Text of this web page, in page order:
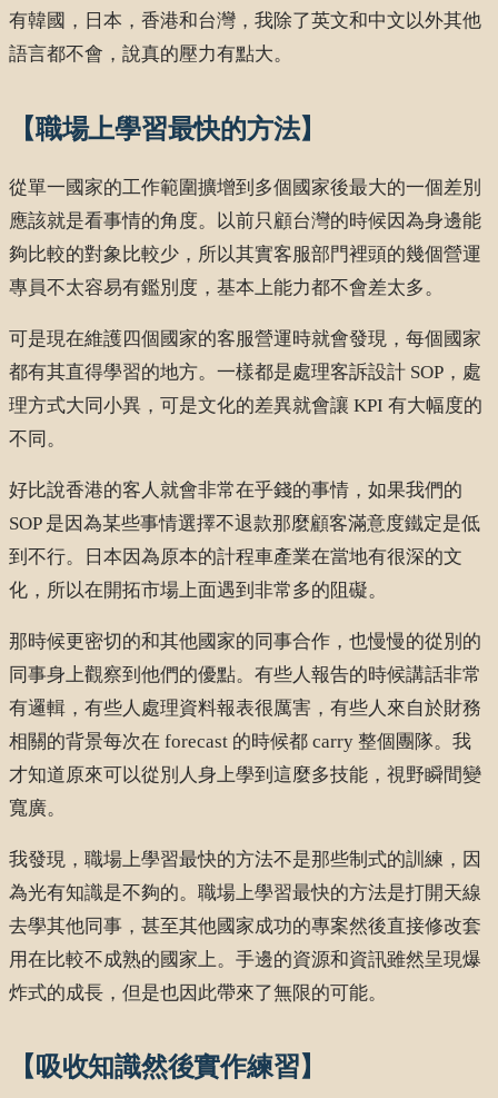
有韓國，日本，香港和台灣，我除了英文和中文以外其他
語言都不會，說真的壓力有點大。
【職場上學習最快的方法】
從單一國家的工作範圍擴增到多個國家後最大的一個差別
應該就是看事情的角度。以前只顧台灣的時候因為身邊能
夠比較的對象比較少，所以其實客服部門裡頭的幾個營運
專員不太容易有鑑別度，基本上能力都不會差太多。
可是現在維護四個國家的客服營運時就會發現，每個國家
都有其直得學習的地方。一樣都是處理客訴設計 SOP，處
理方式大同小異，可是文化的差異就會讓 KPI 有大幅度的
不同。
好比說香港的客人就會非常在乎錢的事情，如果我們的
SOP 是因為某些事情選擇不退款那麼顧客滿意度鐵定是低
到不行。日本因為原本的計程車產業在當地有很深的文
化，所以在開拓市場上面遇到非常多的阻礙。
那時候更密切的和其他國家的同事合作，也慢慢的從別的
同事身上觀察到他們的優點。有些人報告的時候講話非常
有邏輯，有些人處理資料報表很厲害，有些人來自於財務
相關的背景每次在 forecast 的時候都 carry 整個團隊。我
才知道原來可以從別人身上學到這麼多技能，視野瞬間變
寬廣。
我發現，職場上學習最快的方法不是那些制式的訓練，因
為光有知識是不夠的。職場上學習最快的方法是打開天線
去學其他同事，甚至其他國家成功的專案然後直接修改套
用在比較不成熟的國家上。手邊的資源和資訊雖然呈現爆
炸式的成長，但是也因此帶來了無限的可能。
【吸收知識然後實作練習】